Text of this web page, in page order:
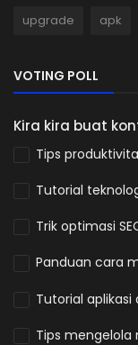
upgrade apk
VOTING POLL
Kira kira buat
Tips
Tutorial
Trik optimasi
Panduan cara
Tutorial
Tips